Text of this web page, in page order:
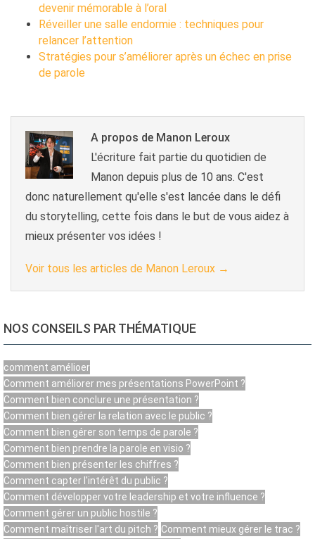
devenir mémorable à l’oral
Réveiller une salle endormie : techniques pour
relancer l’attention
Stratégies pour s’améliorer après un échec en prise
de parole
A propos de Manon Leroux
L'écriture fait partie du quotidien de
Manon depuis plus de 10 ans. C'est
donc naturellement qu'elle s'est lancée dans le défi
du storytelling, cette fois dans le but de vous aidez à
mieux présenter vos idées !
Voir tous les articles de Manon Leroux →
NOS CONSEILS PAR THÉMATIQUE
comment amélioer
Comment améliorer mes présentations PowerPoint ?
Comment bien conclure une présentation ?
Comment bien gérer la relation avec le public ?
Comment bien gérer son temps de parole ?
Comment bien prendre la parole en visio ?
Comment bien présenter les chiffres ?
Comment capter l'intérêt du public ?
Comment développer votre leadership et votre influence ?
Comment gérer un public hostile ?
Comment maîtriser l'art du pitch ? Comment mieux gérer le trac ?